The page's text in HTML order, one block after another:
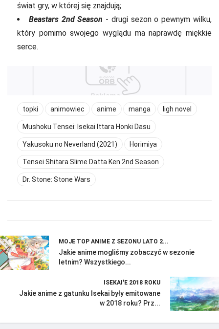
świat gry, w której się znajdują;
Beastars 2nd Season - drugi sezon o pewnym wilku,
który pomimo swojego wyglądu ma naprawdę miękkie
serce.
topki animowiec anime manga ligh novel
Mushoku Tensei: Isekai Ittara Honki Dasu
Yakusoku no Neverland (2021) Horimiya
Tensei Shitara Slime Datta Ken 2nd Season
Dr. Stone: Stone Wars
MOJE TOP ANIME Z SEZONU LATO 2...
Jakie anime mogliśmy zobaczyć w sezonie
letnim? Wszystkiego...
ISEKAI'E 2018 ROKU
Jakie anime z gatunku Isekai były emitowane
w 2018 roku? Prz...